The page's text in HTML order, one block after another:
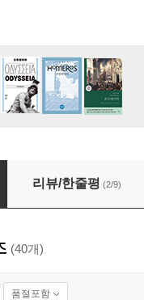
년 7-8월호(예레미야
리뷰/한줄평 (2/9)
(40개)
품절포함